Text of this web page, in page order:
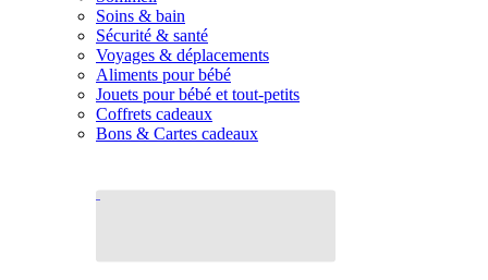
Soins & bain
Sécurité & santé
Voyages & déplacements
Aliments pour bébé
Jouets pour bébé et tout-petits
Coffrets cadeaux
Bons & Cartes cadeaux